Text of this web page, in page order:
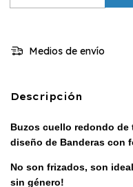
Medios de envío
Descripción
Buzos cuello redondo
diseño de Banderas con
No son frizados, son
sin género!